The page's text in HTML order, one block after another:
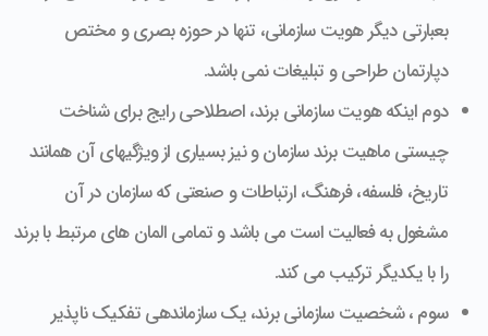
بعبارتی دیگر هویت سازمانی، تنها در حوزه بصری و مختص
دپارتمان طراحی و تبلیغات نمی باشد.
دوم اینکه هویت سازمانی برند، اصطلاحی رایج برای شناخت
چیستی ماهیت برند سازمان و نیز بسیاری از ویژگی­های آن همانند
تاریخ، فلسفه، فرهنگ، ارتباطات و صنعتی که سازمان در آن
مشغول به فعالیت است می باشد و تمامی المان های مرتبط با برند
را با یکدیگر ترکیب می­ کند.
سوم ، شخصیت سازمانی برند، یک سازماندهی تفکیک ناپذیر